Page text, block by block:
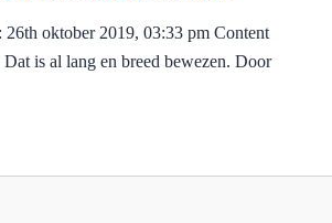
26th oktober 2019, 03:33 pm Content
is al lang en breed bewezen. Door